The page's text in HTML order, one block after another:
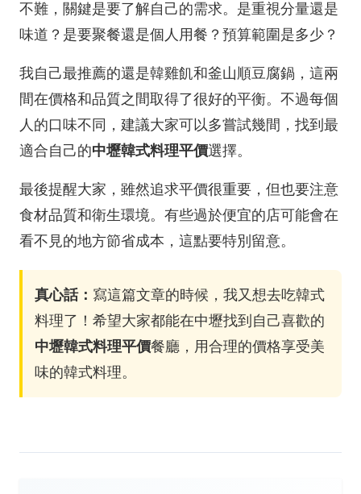
不難，關鍵是要了解自己的需求。是重視分量還是
味道？是要聚餐還是個人用餐？預算範圍是多少？
我自己最推薦的還是韓雞飢和釜山順豆腐鍋，這兩
間在價格和品質之間取得了很好的平衡。不過每個
人的口味不同，建議大家可以多嘗試幾間，找到最
適合自己的中壢韓式料理平價選擇。
最後提醒大家，雖然追求平價很重要，但也要注意
食材品質和衛生環境。有些過於便宜的店可能會在
看不見的地方節省成本，這點要特別留意。
真心話： 寫這篇文章的時候，我又想去吃韓式
料理了！希望大家都能在中壢找到自己喜歡的
中壢韓式料理平價餐廳，用合理的價格享受美
味的韓式料理。